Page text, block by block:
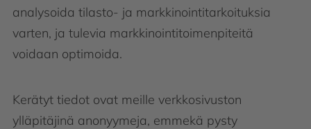
analysoida tilasto- ja markkinointitarkoituksia
varten, ja tulevia markkinointitoimenpiteitä
voidaan optimoida.
Kerätyt tiedot ovat meille verkkosivuston
ylläpitäjinä anonyymeja, emmekä pysty